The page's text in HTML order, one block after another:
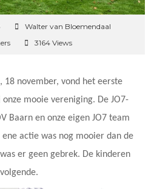
Walter van Bloemendaal
3164 Views
18 november, vond het eerste
mooie vereniging. De JO7-
Baarn en onze eigen JO7 team
actie was nog mooier dan de
er geen gebrek. De kinderen